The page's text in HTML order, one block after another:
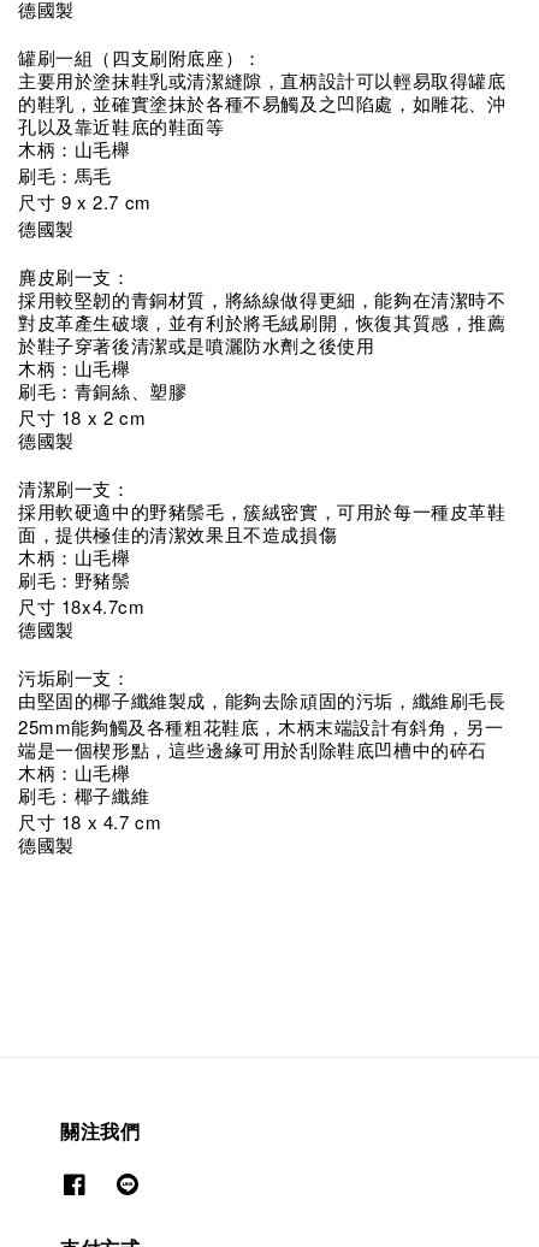
德國製
罐刷一組（四支刷附底座）：
主要用於塗抹鞋乳或清潔縫隙，直柄設計可以輕易取得罐底
的鞋乳，並確實塗抹於各種不易觸及之凹陷處，如雕花、沖
孔以及靠近鞋底的鞋面等
木柄：山毛櫸
刷毛：馬毛
尺寸 9 x 2.7 cm
德國製
麂皮刷一支：
採用較堅韌的青銅材質，將絲線做得更細，能夠在清潔時不
對皮革產生破壞，並有利於將毛絨刷開，恢復其質感，推薦
於鞋子穿著後清潔或是噴灑防水劑之後使用
木柄：山毛櫸
刷毛：青銅絲、塑膠
尺寸 18 x 2 cm
德國製
清潔刷一支：
採用軟硬適中的野豬鬃毛，簇絨密實，可用於每一種皮革鞋
面，提供極佳的清潔效果且不造成損傷
木柄：山毛櫸
刷毛：野豬鬃
尺寸 18x4.7cm
德國製
污垢刷一支：
由堅固的椰子纖維製成，能夠去除頑固的污垢，纖維刷毛長
25mm能夠觸及各種粗花鞋底，木柄末端設計有斜角，另一
端是一個楔形點，這些邊緣可用於刮除鞋底凹槽中的碎石
木柄：山毛櫸
刷毛：椰子纖維
尺寸 18 x 4.7 cm
德國製
關注我們